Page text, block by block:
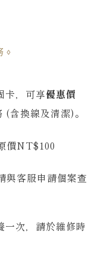
卡，可享優惠價
含換線及清潔)。
價NT$100
與客服申請個案查
一次，請於維修時